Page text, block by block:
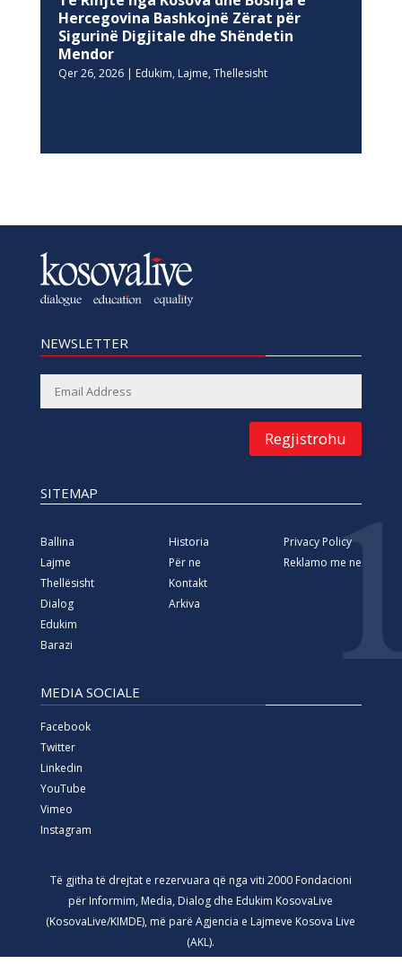
Hercegovina Bashkojnë Zërat për
Sigurinë Digjitale dhe Shëndetin
Mendor
Qer 26, 2026| Edukim, Lajme, Thellesisht
NEWSLETTER
Regjistrohu
SITEMAP
Ballina
Lajme
Thellësisht
Dialog
Edukim
Barazi
Historia
Për ne
Kontakt
Arkiva
Privacy Policy
Reklamo me ne
MEDIA SOCIALE
Facebook
Twitter
Linkedin
YouTube
Vimeo
Instagram
Të gjitha të drejtat e rezervuara që nga viti 2000 Fondacioni
për Informim, Media, Dialog dhe Edukim KosovaLive
(KosovaLive/KIMDE), më parë Agjencia e Lajmeve Kosova Live
(AKL).